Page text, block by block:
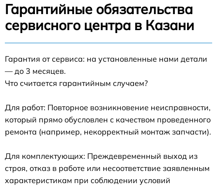
Гарантийные обязательства
сервисного центра в Казани
Гарантия от сервиса: на установленные нами детали
— до 3 месяцев.
Что считается гарантийным случаем?
Для работ: Повторное возникновение неисправности,
который прямо обусловлен с качеством проведенного
ремонта (например, некорректный монтаж запчасти).
Для комплектующих: Преждевременный выход из
строя, отказ в работе или несоответствие заявленным
характеристикам при соблюдении условий